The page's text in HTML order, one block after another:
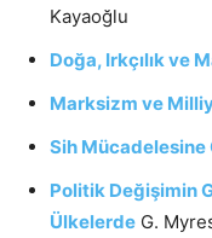
Kayaoğlu
Doğa, Irkçılık ve
Marksizm ve
Sih Mücadelesine
Politik Değişimin
Ülkelerde G.